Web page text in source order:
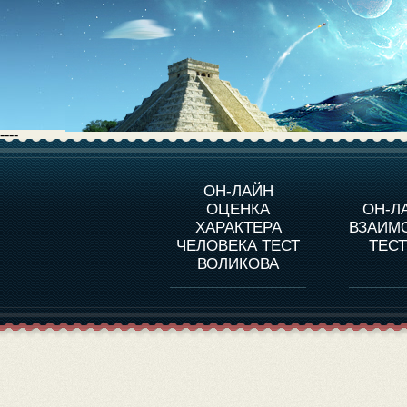
----
ОН-ЛАЙН
ОЦЕНКА
ХАРАКТЕРА
ЧЕЛОВЕКА ТЕСТ
ВОЛИКОВА
ОН-
О ПРОГРАММЕ
ОЦЕНКА ХАРАКТЕРA
ЧЕЛОВЕКА
ОЦЕНКА ХАРАКТЕРА
ВЫДАЮЩИХСЯ
ЛИЧНОСТЕЙ